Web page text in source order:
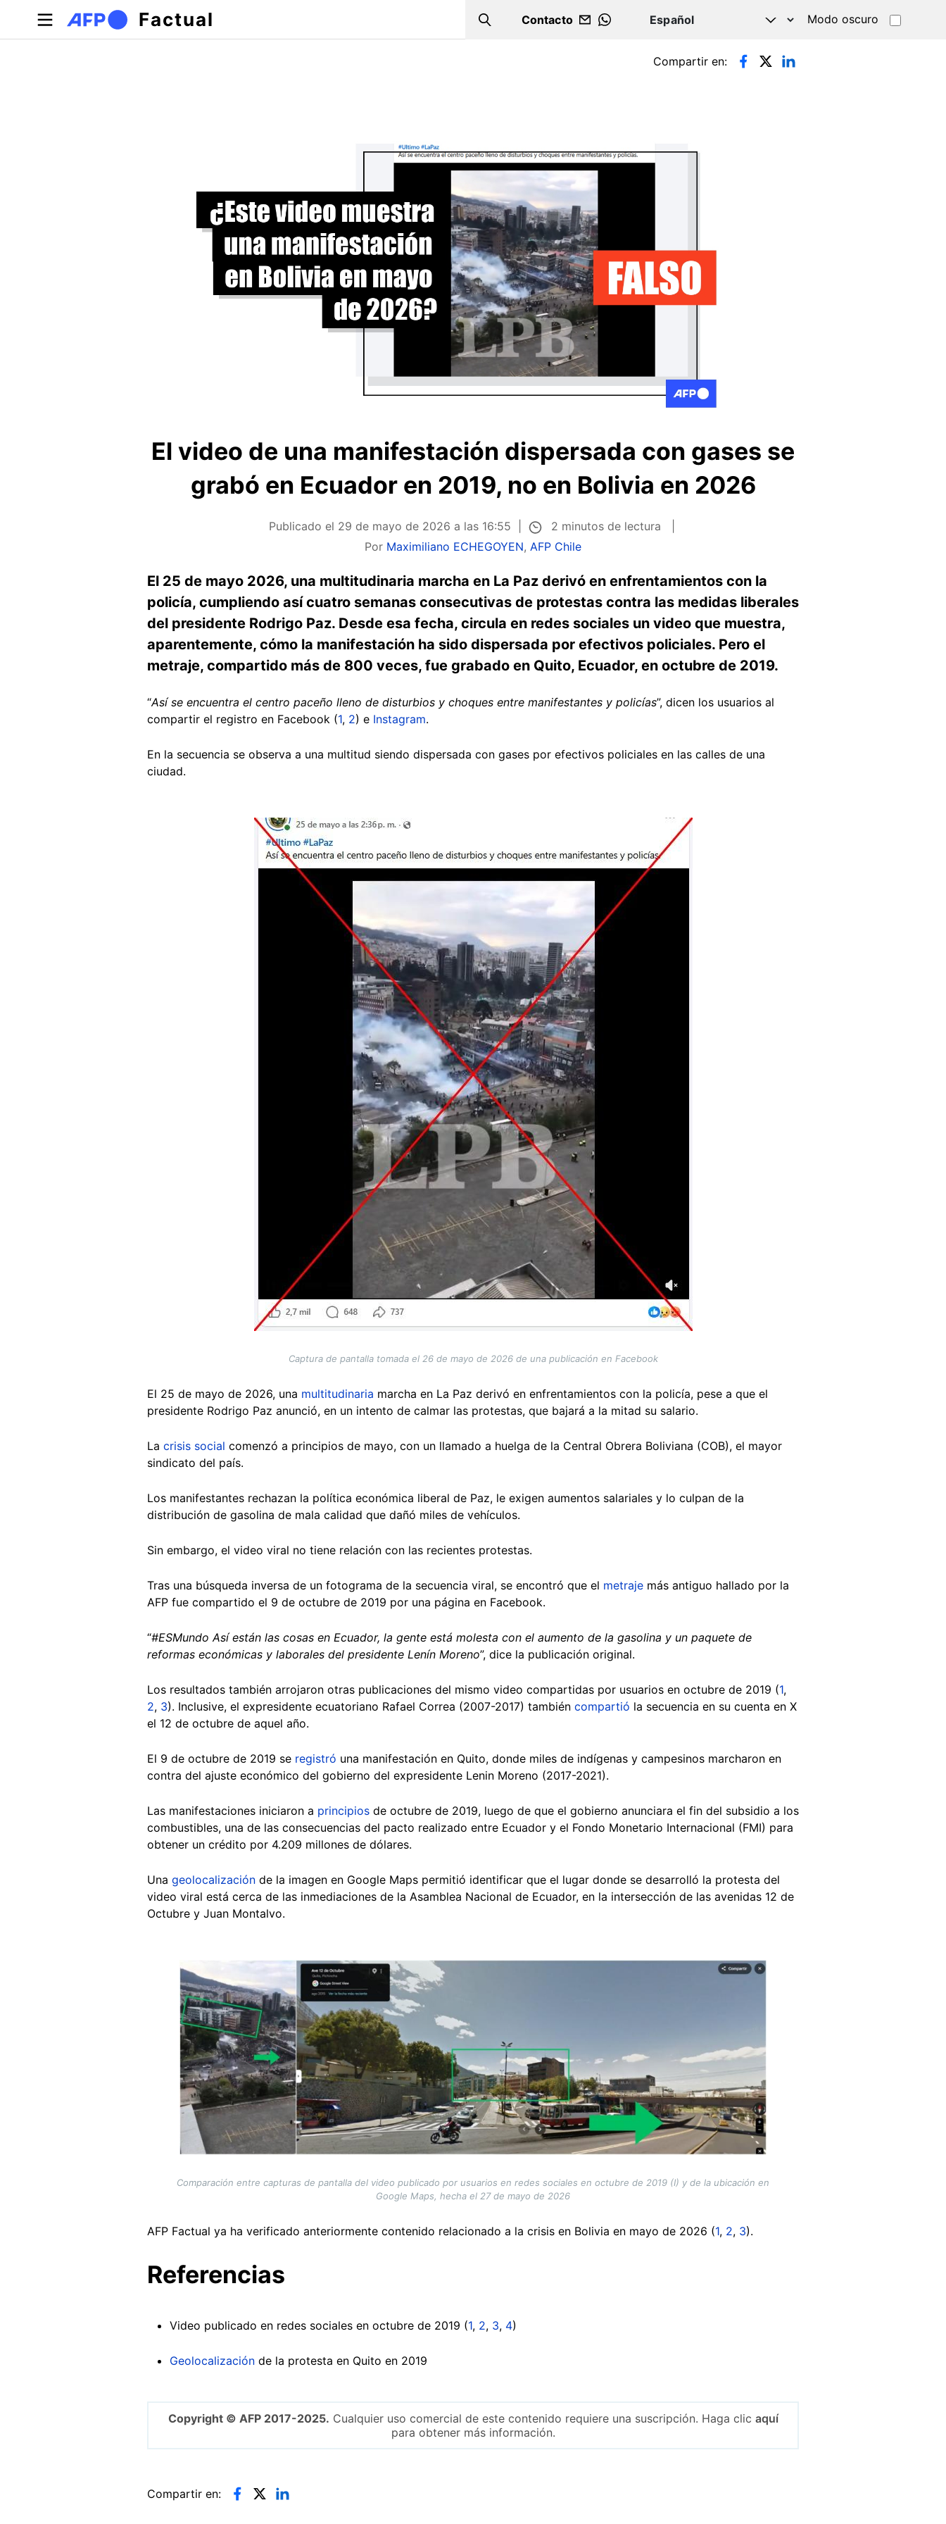
Pasar al contenido principal
Factual Search
Contacto
WHATSAPP
Modo oscuro
Solapas principales Compartir en:
El video de una manifestación dispersada con gases se
grabó en Ecuador en 2019, no en Bolivia en 2026
Publicado el 29 de mayo de 2026 a las 16:55
2 minutos de lectura
Por Maximiliano ECHEGOYEN, AFP Chile
El 25 de mayo 2026, una multitudinaria marcha en La Paz derivó en enfrentamientos con la
policía, cumpliendo así cuatro semanas consecutivas de protestas contra las medidas liberales
del presidente Rodrigo Paz. Desde esa fecha, circula en redes sociales un video que muestra,
aparentemente, cómo la manifestación ha sido dispersada por efectivos policiales. Pero el
metraje, compartido más de 800 veces, fue grabado en Quito, Ecuador, en octubre de 2019.
“Así se encuentra el centro paceño lleno de disturbios y choques entre manifestantes y policías”, dicen los usuarios al
compartir el registro en Facebook (1, 2) e Instagram.
En la secuencia se observa a una multitud siendo dispersada con gases por efectivos policiales en las calles de una
ciudad.
Captura de pantalla tomada el 26 de mayo de 2026 de una publicación en Facebook
El 25 de mayo de 2026, una multitudinaria marcha en La Paz derivó en enfrentamientos con la policía, pese a que el
presidente Rodrigo Paz anunció, en un intento de calmar las protestas, que bajará a la mitad su salario.
La crisis social comenzó a principios de mayo, con un llamado a huelga de la Central Obrera Boliviana (COB), el mayor
sindicato del país.
Los manifestantes rechazan la política económica liberal de Paz, le exigen aumentos salariales y lo culpan de la
distribución de gasolina de mala calidad que dañó miles de vehículos.
Sin embargo, el video viral no tiene relación con las recientes protestas.
Tras una búsqueda inversa de un fotograma de la secuencia viral, se encontró que el metraje más antiguo hallado por la
AFP fue compartido el 9 de octubre de 2019 por una página en Facebook.
“#ESMundo Así están las cosas en Ecuador, la gente está molesta con el aumento de la gasolina y un paquete de
reformas económicas y laborales del presidente Lenín Moreno”, dice la publicación original.
Los resultados también arrojaron otras publicaciones del mismo video compartidas por usuarios en octubre de 2019 (1,
2, 3). Inclusive, el expresidente ecuatoriano Rafael Correa (2007-2017) también compartió la secuencia en su cuenta en X
el 12 de octubre de aquel año.
El 9 de octubre de 2019 se registró una manifestación en Quito, donde miles de indígenas y campesinos marcharon en
contra del ajuste económico del gobierno del expresidente Lenin Moreno (2017-2021).
Las manifestaciones iniciaron a principios de octubre de 2019, luego de que el gobierno anunciara el fin del subsidio a los
combustibles, una de las consecuencias del pacto realizado entre Ecuador y el Fondo Monetario Internacional (FMI) para
obtener un crédito por 4.209 millones de dólares.
Una geolocalización de la imagen en Google Maps permitió identificar que el lugar donde se desarrolló la protesta del
video viral está cerca de las inmediaciones de la Asamblea Nacional de Ecuador, en la intersección de las avenidas 12 de
Octubre y Juan Montalvo.
Image
Comparación entre capturas de pantalla del video publicado por usuarios en redes sociales en octubre de 2019 (I) y de la ubicación en
Google Maps, hecha el 27 de mayo de 2026
AFP Factual ya ha verificado anteriormente contenido relacionado a la crisis en Bolivia en mayo de 2026 (1, 2, 3).
Referencias
Video publicado en redes sociales en octubre de 2019 (1, 2, 3, 4)
Geolocalización de la protesta en Quito en 2019
Copyright © AFP 2017-2025. Cualquier uso comercial de este contenido requiere una suscripción. Haga clic aquí
para obtener más información.
Compartir en: